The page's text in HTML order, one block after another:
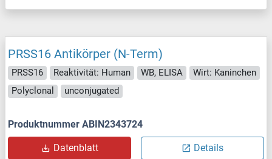
PRSS16 Antikörper (N-Term)
PRSS16 Reaktivität: Human WB, ELISA
Wirt: Kaninchen
Polyclonal
unconjugated
Produktnummer ABIN2343724
Datenblatt Details